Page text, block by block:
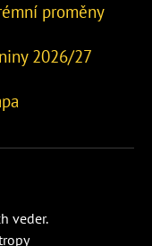
proměny
2026/27
veder.